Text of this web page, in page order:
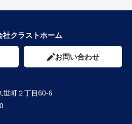
社クラストホーム
お問い合わせ
世町２丁目60-6